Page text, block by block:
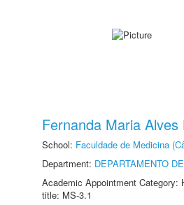
Fernanda Maria Alves
School: Faculdade de Medicina
Department: DEPARTAMENTO
Academic Appointment Category:
title: MS-3.1